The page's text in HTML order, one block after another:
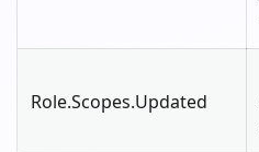
Role.Scopes.Updated